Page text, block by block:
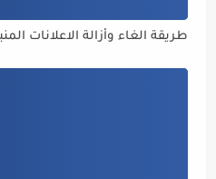
طريقة الغاء وأزالة الاعلانات